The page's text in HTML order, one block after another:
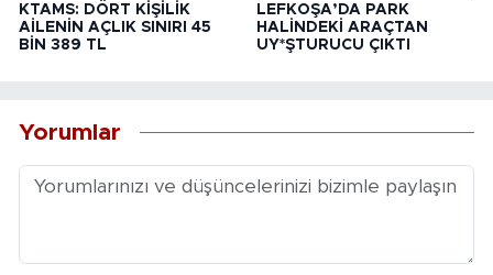
KTAMS: DÖRT KİŞİLİK
AİLENİN AÇLIK SINIRI 45
BİN 389 TL
LEFKOŞA’DA PARK
HALİNDEKİ ARAÇTAN
UY*ŞTURUCU ÇIKTI
Yorumlar